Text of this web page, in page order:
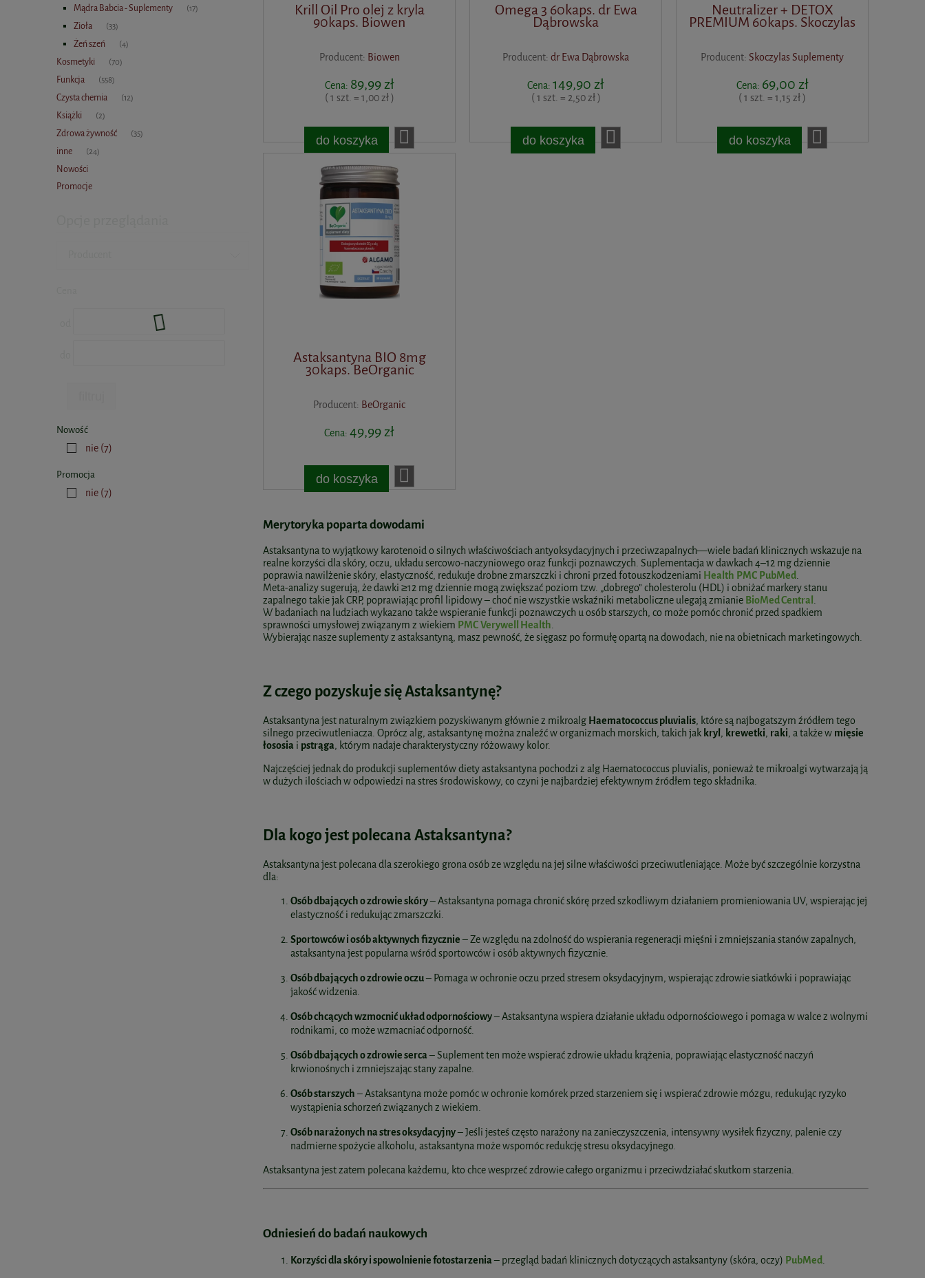
Mądra Babcia - Suplementy (17)
Zioła (33)
Żeń szeń (4)
Kosmetyki (70)
Funkcja (558)
Czysta chemia (12)
Książki (2)
Zdrowa żywność (35)
inne (24)
Nowości
Promocje
Nowość
nie (7)
Promocja
nie (7)
Krill Oil Pro olej z kryla
90kaps. Biowen
Producent: Biowen
Cena: 89,99 zł
( 1 szt. = 1,00 zł )
do koszyka
Omega 3 60kaps. dr Ewa
Dąbrowska
Producent: dr Ewa Dąbrowska
Cena: 149,90 zł
( 1 szt. = 2,50 zł )
do koszyka
Neutralizer + DETOX
PREMIUM 60kaps. Skoczylas
Producent: Skoczylas Suplementy
Cena: 69,00 zł
( 1 szt. = 1,15 zł )
do koszyka
Astaksantyna BIO 8mg
30kaps. BeOrganic
Producent: BeOrganic
Cena: 49,99 zł
do koszyka
Merytoryka poparta dowodami
Astaksantyna to wyjątkowy karotenoid o silnych właściwościach antyoksydacyjnych i przeciwzapalnych—wiele badań klinicznych wskazuje na
realne korzyści dla skóry, oczu, układu sercowo-naczyniowego oraz funkcji poznawczych. Suplementacja w dawkach 4–12 mg dziennie
poprawia nawilżenie skóry, elastyczność, redukuje drobne zmarszczki i chroni przed fotouszkodzeniami Health PMC PubMed.
Meta-analizy sugerują, że dawki ≥12 mg dziennie mogą zwiększać poziom tzw. „dobrego” cholesterolu (HDL) i obniżać markery stanu
zapalnego takie jak CRP, poprawiając profil lipidowy – choć nie wszystkie wskaźniki metaboliczne ulegają zmianie BioMed Central.
W badaniach na ludziach wykazano także wspieranie funkcji poznawczych u osób starszych, co może pomóc chronić przed spadkiem
sprawności umysłowej związanym z wiekiem PMCVerywell Health.
Wybierając nasze suplementy z astaksantyną, masz pewność, że sięgasz po formułę opartą na dowodach, nie na obietnicach marketingowych.
Z czego pozyskuje się Astaksantynę?
Astaksantyna jest naturalnym związkiem pozyskiwanym głównie z mikroalg Haematococcus pluvialis, które są najbogatszym źródłem tego
silnego przeciwutleniacza. Oprócz alg, astaksantynę można znaleźć w organizmach morskich, takich jak kryl, krewetki, raki, a także w mięsie
łososia i pstrąga, którym nadaje charakterystyczny różowawy kolor.
Najczęściej jednak do produkcji suplementów diety astaksantyna pochodzi z alg Haematococcus pluvialis, ponieważ te mikroalgi wytwarzają ją
w dużych ilościach w odpowiedzi na stres środowiskowy, co czyni je najbardziej efektywnym źródłem tego składnika.
Dla kogo jest polecana Astaksantyna?
Astaksantyna jest polecana dla szerokiego grona osób ze względu na jej silne właściwości przeciwutleniające. Może być szczególnie korzystna
dla:
Osób dbających o zdrowie skóry– Astaksantyna pomaga chronić skórę przed szkodliwym działaniem promieniowania UV, wspierając jej
elastyczność i redukując zmarszczki.
Sportowców i osób aktywnych fizycznie– Ze względu na zdolność do wspierania regeneracji mięśni i zmniejszania stanów zapalnych,
astaksantyna jest popularna wśród sportowców i osób aktywnych fizycznie.
Osób dbających o zdrowie oczu– Pomaga w ochronie oczu przed stresem oksydacyjnym, wspierając zdrowie siatkówki i poprawiając
jakość widzenia.
Osób chcących wzmocnić układ odpornościowy– Astaksantyna wspiera działanie układu odpornościowego i pomaga w walce z wolnymi
rodnikami, co może wzmacniać odporność.
Osób dbających o zdrowie serca– Suplement ten może wspierać zdrowie układu krążenia, poprawiając elastyczność naczyń
krwionośnych i zmniejszając stany zapalne.
Osób starszych– Astaksantyna może pomóc w ochronie komórek przed starzeniem się i wspierać zdrowie mózgu, redukując ryzyko
wystąpienia schorzeń związanych z wiekiem.
Osób narażonych na stres oksydacyjny– Jeśli jesteś często narażony na zanieczyszczenia, intensywny wysiłek fizyczny, palenie czy
nadmierne spożycie alkoholu, astaksantyna może wspomóc redukcję stresu oksydacyjnego.
Astaksantyna jest zatem polecana każdemu, kto chce wesprzeć zdrowie całego organizmu i przeciwdziałać skutkom starzenia.
Odniesień do badań naukowych
Korzyści dla skóry i spowolnienie fotostarzenia– przegląd badań klinicznych dotyczących astaksantyny (skóra, oczy) PubMed.